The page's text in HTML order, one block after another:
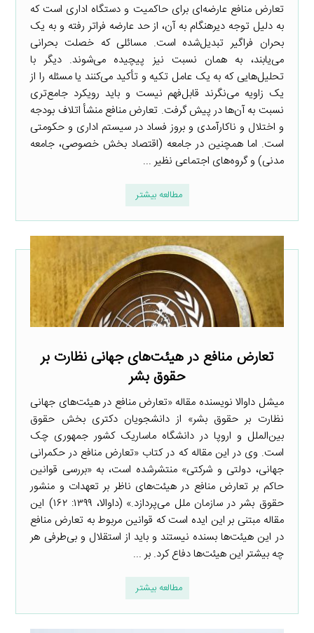
تعارض منافع عارضه‌ای برای حاکمیت و دستگاه اداری است که
به دلیل توجه دیرهنگام به آن، از حد عارضه فراتر رفته و به یک
بحران فراگیر تبدیل‌شده است. مسائلی که خصلت بحرانی
می‌یابند، به همان نسبت نیز پیچیده می‌شوند. دیگر با
تحلیل‌هایی که به یک عامل تکیه و تأکید می‌کنند یا مسئله را از
یک زاویه می‌نگرند قابل‌فهم نیست و باید رویکرد جامع‌تری
نسبت به آن‌ها در پیش گرفت. تعارض منافع منشأ اتلاف بودجه
و اختلال و ناکارآمدی و بروز فساد در سیستم اداری و حکومتی
است. اما همچنین در جامعه (اقتصاد بخش خصوصی، جامعه
مدنی) و گروه‌های اجتماعی نظیر ...
مطالعه بیشتر
تعارض منافع در هیئت‌های جهانی نظارت بر
حقوق بشر
میشل داوالا نویسنده مقاله «تعارض منافع در هیئت‌های جهانی
نظارت بر حقوق بشر» از دانشجویان دکتری بخش حقوق
بین‌الملل و اروپا در دانشگاه ماساریک کشور جمهوری چک
است. وی در این مقاله که در کتاب «تعارض منافع در حکمرانی
جهانی، دولتی و شرکتی» منتشرشده است، به «بررسی قوانین
حاکم بر تعارض منافع در هیئت‌های ناظر بر تعهدات و منشور
حقوق بشر در سازمان ملل می‌پردازد.» (داوالا، ۱۳۹۹: ۱۶۲) این
مقاله مبتنی بر این ایده است که قوانین مربوط به تعارض منافع
در این هیئت‌ها بسنده نیستند و باید از استقلال و بی‌طرفی هر
چه بیشتر این هیئت‌ها دفاع کرد. بر ...
مطالعه بیشتر